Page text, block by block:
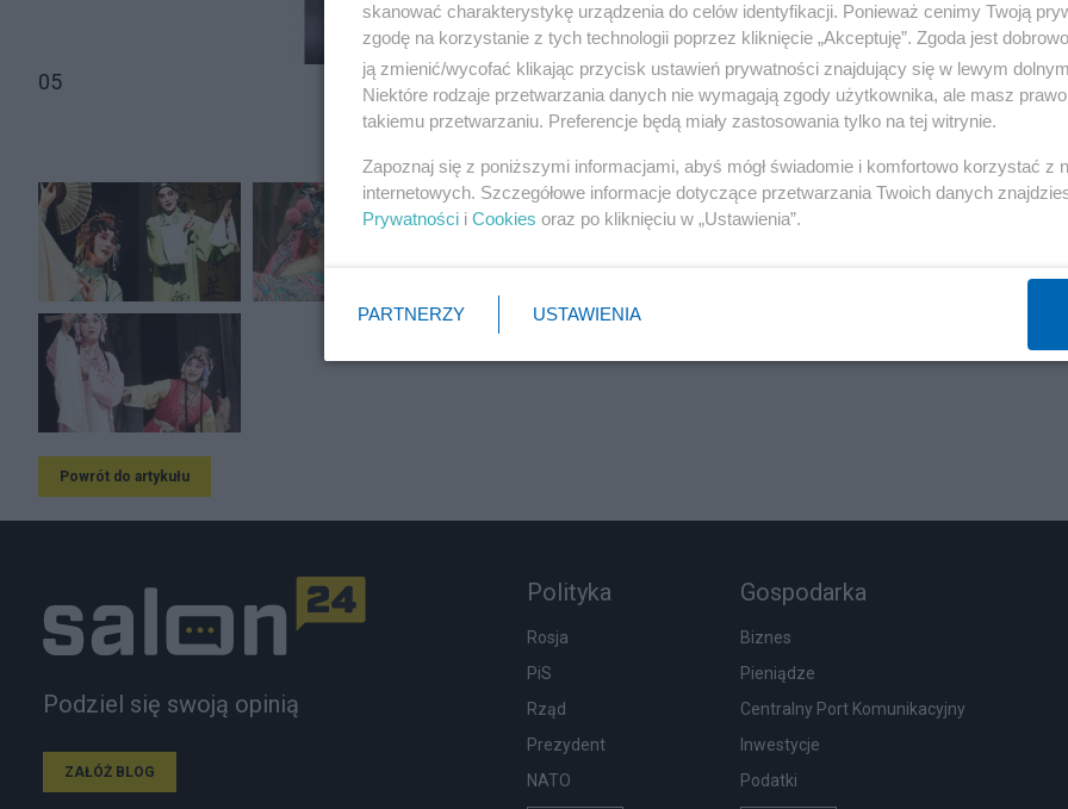
05
4 z 6
Powrót do artykułu
Podziel się swoją opinią
ZAŁÓŻ BLOG
Polityka
Rosja
PiS
Rząd
Prezydent
NATO
Gospodarka
Biznes
Pieniądze
Centralny Port Komunikacyjny
Inwestycje
Podatki
skanować charakterystykę urządzenia do celów identyfikacji. Ponieważ cenimy Twoją
zgodę na korzystanie z tych technologii poprzez kliknięcie „Akceptuję”. Zgoda jest
ją zmienić/wycofać klikając przycisk ustawień prywatności znajdujący się w lewym
Niektóre rodzaje przetwarzania danych nie wymagają zgody użytkownika, ale masz
takiemu przetwarzaniu. Preferencje będą miały zastosowania tylko na tej witrynie.
Zapoznaj się z poniższymi informacjami, abyś mógł świadomie i komfortowo korzystać z
internetowych. Szczegółowe informacje dotyczące przetwarzania Twoich danych
Prywatności i Cookies oraz po kliknięciu w „Ustawienia”.
PARTNERZY USTAWIENIA